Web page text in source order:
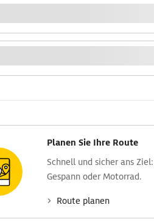
Planen Sie Ihre Route
Schnell und sicher ans
Gespann oder Motorrad.
Route planen